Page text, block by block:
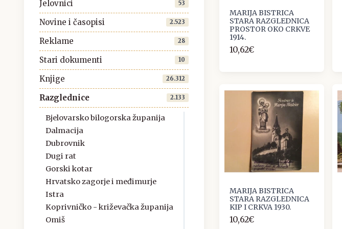
Jelovnici 53
Novine i časopisi 2.523
Reklame 28
Stari dokumenti 10
Knjige 26.312
Razglednice 2.133
Bjelovarsko bilogorska županija
Dalmacija
Dubrovnik
Dugi rat
Gorski kotar
Hrvatsko zagorje i međimurje
Istra
Koprivničko - križevačka županija
Omiš
MARIJA BISTRICA
STARA RAZGLEDNICA
PROSTOR OKO CRKVE
1914.
10,62€
MARIJA BISTRICA
STARA RAZGLEDNICA
KIP I CRKVA 1930.
10,62€